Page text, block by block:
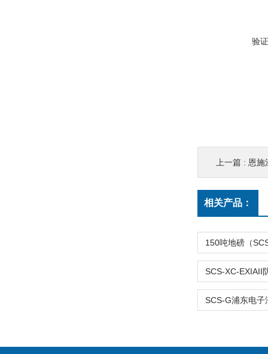
验
上一篇 : 恩施
相关产品：